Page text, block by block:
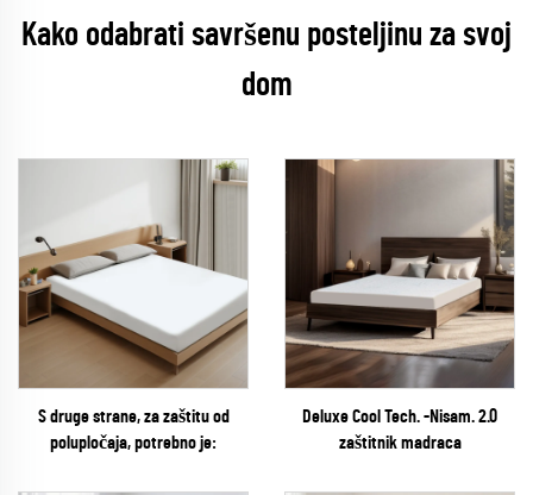
Kako odabrati savršenu posteljinu za svoj
dom
S druge strane, za zaštitu od
polupločaja, potrebno je:
Deluxe Cool Tech. -Nisam. 2.0
zaštitnik madraca